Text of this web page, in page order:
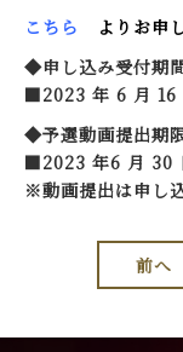
こちら
よりお申
◆申し込み受付期
■2023 年 6 月
◆予選動画提出期
■2023 年6 月 30
※動画提出は申し
前へ